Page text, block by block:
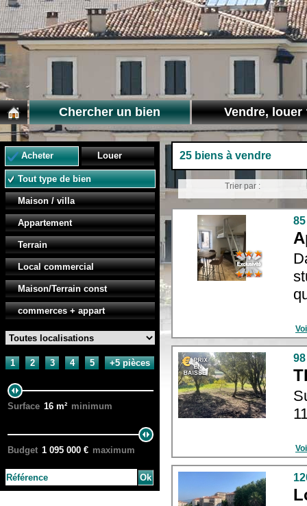
Chercher un bien Vendre, louer
Acheter Louer
Tout type de bien
Maison / villa
Appartement
Terrain
Local commercial
Maison/Terrain const
commerces + appart
1 2 3 4 5 +5 pièces
Surface 16 m² minimum
Budget 1 095 000 € maximum
25 biens à vendre
Trier par :